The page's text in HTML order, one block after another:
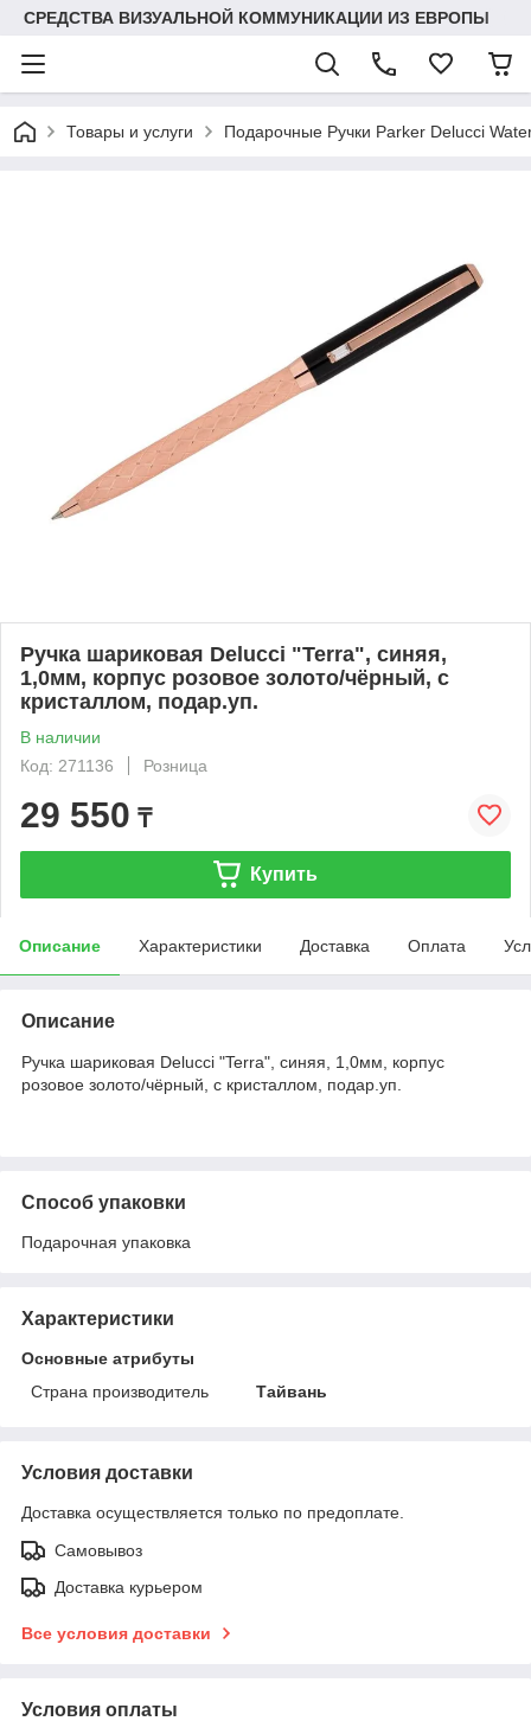
СРЕДСТВА ВИЗУАЛЬНОЙ КОММУНИКАЦИИ ИЗ ЕВРОПЫ
Товары и услуги Подарочные Ручки Parker Delucci
Ручка шариковая Delucci "Terra", синяя,
1,0мм, корпус розовое золото/чёрный, с
кристаллом, подар.уп.
В наличии
Код: 271136
Розница
29 550 ₸
Купить
Описание Характеристики Доставка Оплата
Описание
Ручка шариковая Delucci "Terra", синяя, 1,0мм, корпус
розовое золото/чёрный, с кристаллом, подар.уп.
Способ упаковки
Подарочная упаковка
Характеристики
Основные атрибуты
Страна производитель
Тайвань
Условия доставки
Доставка осуществляется только по предоплате.
Самовывоз
Доставка курьером
Все условия доставки
Условия оплаты